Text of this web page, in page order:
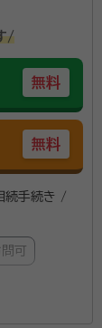
/
無料
無料
続手続き /
可